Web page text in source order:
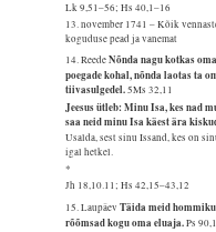
Lk 9,51–56; Hs 40,1–16
13. november 1741 – Kõik
koguduse pead ja vanemat
14. ReedeNõnda nagu kotkas
poegade kohal, nõnda laotas ta
tiivasulgedel.5Ms 32,11
Jeesus ütleb: Minu Isa, kes nad
saa neid minu Isa käest ära
Usalda, sest sinu Issand, kes on
igal hetkel.
*
Jh 18,10.11; Hs 42,15–43,12
15. LaupäevTäida meid
rõõmsad kogu oma eluaja.Ps